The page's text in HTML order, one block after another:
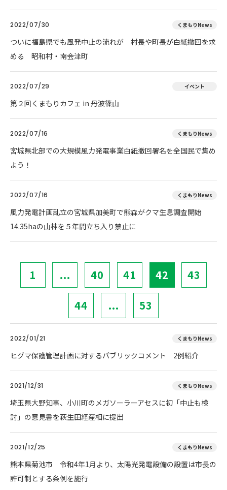
2022/07/30 くまもりNews
ついに福島県でも風発中止の流れが 村長や町長が白紙撤回を求
める 昭和村・南会津町
2022/07/29 イベント
第２回くまもりカフェ in 丹波篠山
2022/07/16 くまもりNews
宮城県北部での大規模風力発電事業白紙撤回署名を全国民で集め
よう！
2022/07/16 くまもりNews
風力発電計画乱立の宮城県加美町で熊森がクマ生息調査開始
14.35haの山林を５年間立ち入り禁止に
1 ... 40 41 42 43
44 ... 53
2022/01/21 くまもりNews
ヒグマ保護管理計画に対するパブリックコメント 2例紹介
2021/12/31 くまもりNews
埼玉県大野知事、小川町のメガソーラーアセスに初「中止も検
討」の意見書を萩生田経産相に提出
2021/12/25 くまもりNews
熊本県菊池市 令和4年1月より、太陽光発電設備の設置は市長の
許可制とする条例を施行